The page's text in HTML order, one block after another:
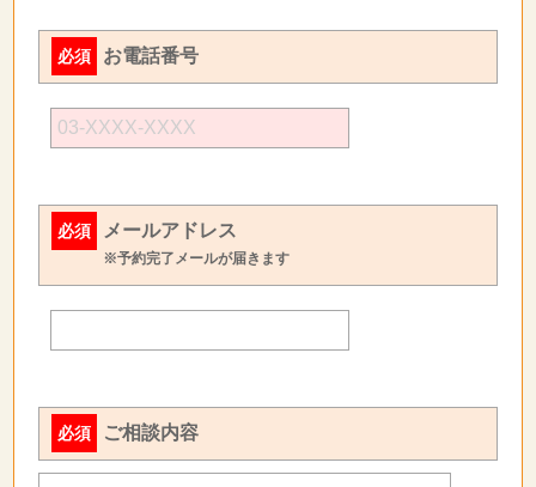
必須 お電話番号
必須 メールアドレス
※予約完了メールが届きます
必須 ご相談内容